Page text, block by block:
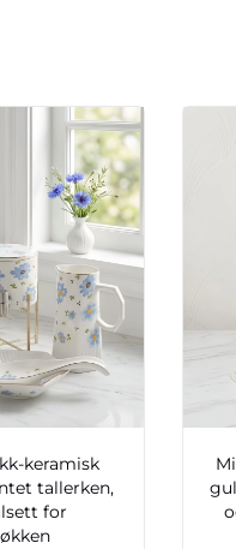
keramisk
tallerken,
for